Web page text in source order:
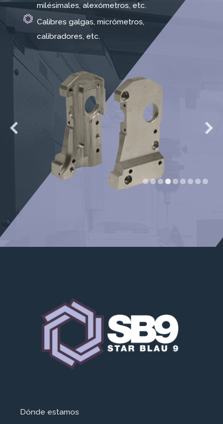
milésimales, alexómetros, etc.
Calibres galgas, micrómetros,
calibradores, etc.
Dónde estamos